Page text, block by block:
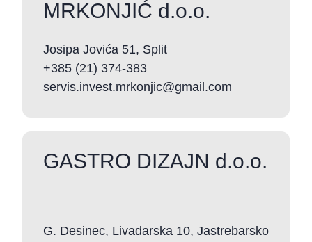
MRKONJIĆ d.o.o.
Josipa Jovića 51, Split
+385 (21) 374-383
servis.invest.mrkonjic@gmail.com
GASTRO DIZAJN d.o.o.
G. Desinec, Livadarska 10, Jastrebarsko